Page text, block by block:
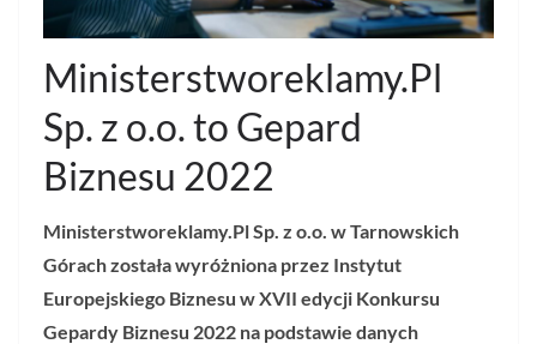
Ministerstworeklamy.Pl
Sp. z o.o. to Gepard
Biznesu 2022
Ministerstworeklamy.Pl Sp. z o.o. w Tarnowskich
Górach została wyróżniona przez Instytut
Europejskiego Biznesu w XVII edycji Konkursu
Gepardy Biznesu 2022 na podstawie danych